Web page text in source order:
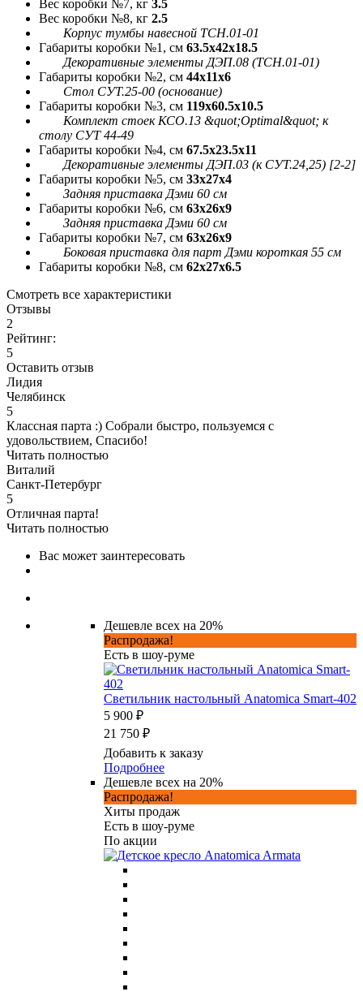
Вес коробки №7, кг 3.5
Вес коробки №8, кг 2.5
Корпус тумбы навесной ТСН.01-01
Габариты коробки №1, см 63.5x42x18.5
Декоративные элементы ДЭП.08 (ТСН.01-01)
Габариты коробки №2, см 44x11x6
Стол СУТ.25-00 (основание)
Габариты коробки №3, см 119x60.5x10.5
Комплект стоек КСО.13 &quot;Optimal&quot; к
столу СУТ 44-49
Габариты коробки №4, см 67.5x23.5x11
Декоративные элементы ДЭП.03 (к СУТ.24,25) [2-2]
Габариты коробки №5, см 33x27x4
Задняя приставка Дэми 60 см
Габариты коробки №6, см 63x26x9
Задняя приставка Дэми 60 см
Габариты коробки №7, см 63x26x9
Боковая приставка для парт Дэми короткая 55 см
Габариты коробки №8, см 62x27x6.5
Смотреть все характеристики
Отзывы
2
Рейтинг:
5
Оставить отзыв
Лидия
Челябинск
5
Классная парта :) Собрали быстро, пользуемся с
удовольствием, Спасибо!
Читать полностью
Виталий
Санкт-Петербург
5
Отличная парта!
Читать полностью
Вас может заинтересовать
Дешевле всех на 20%
Распродажа!
Есть в шоу-руме
Светильник настольный Anatomica Smart-402
5 900 ₽
21 750 ₽
Добавить к заказу
Подробнее
Дешевле всех на 20%
Распродажа!
Хиты продаж
Есть в шоу-руме
По акции